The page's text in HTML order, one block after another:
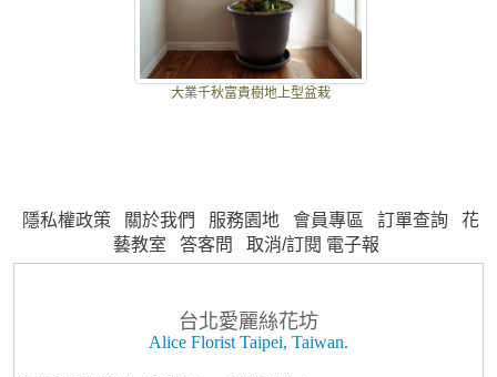
大業千秋富貴樹地上型盆栽
隱私權政策 關於我們 服務園地 會員專區 訂單查詢
花
藝教室
答客問 取消/訂閱 電子報
台北愛麗絲花坊
Alice Florist Taipei, Taiwan.